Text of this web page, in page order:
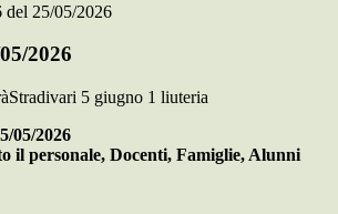
del 25/05/2026
2026
5 giugno 1 liuteria
05/2026
il personale, Docenti, Famiglie, Alunni